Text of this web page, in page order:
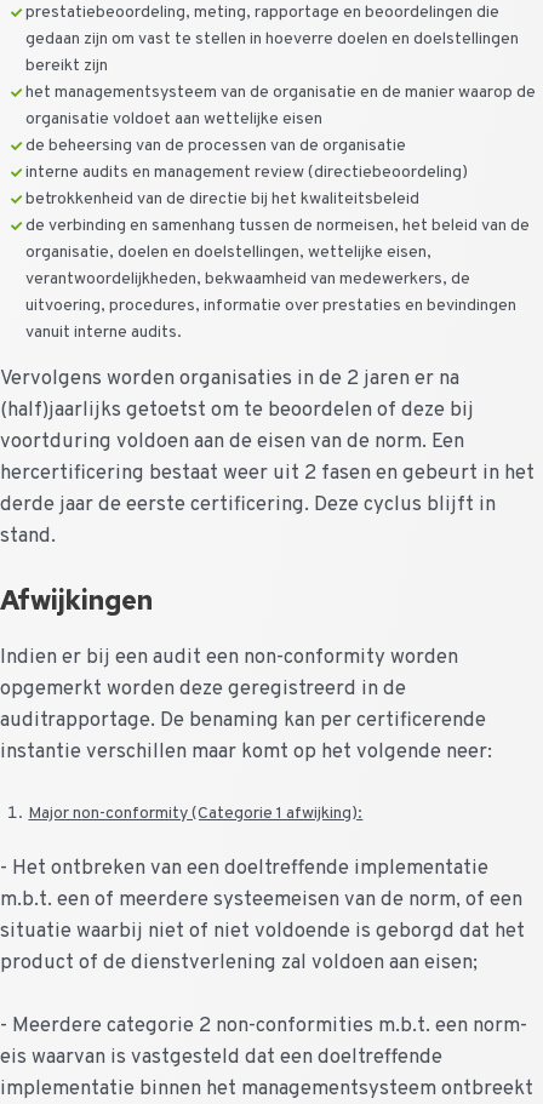
prestatiebeoordeling, meting, rapportage en beoordelingen die
gedaan zijn om vast te stellen in hoeverre doelen en doelstellingen
bereikt zijn
het managementsysteem van de organisatie en de manier waarop de
organisatie voldoet aan wettelijke eisen
de beheersing van de processen van de organisatie
interne audits en management review (directiebeoordeling)
betrokkenheid van de directie bij het kwaliteitsbeleid
de verbinding en samenhang tussen de normeisen, het beleid van de
organisatie, doelen en doelstellingen, wettelijke eisen,
verantwoordelijkheden, bekwaamheid van medewerkers, de
uitvoering, procedures, informatie over prestaties en bevindingen
vanuit interne audits.
Vervolgens worden organisaties in de 2 jaren er na
(half)jaarlijks getoetst om te beoordelen of deze bij
voortduring voldoen aan de eisen van de norm. Een
hercertificering bestaat weer uit 2 fasen en gebeurt in het
derde jaar de eerste certificering. Deze cyclus blijft in
stand.
Afwijkingen
Indien er bij een audit een non-conformity worden
opgemerkt worden deze geregistreerd in de
auditrapportage. De benaming kan per certificerende
instantie verschillen maar komt op het volgende neer:
Major non-conformity (Categorie 1 afwijking):
- Het ontbreken van een doeltreffende implementatie
m.b.t. een of meerdere systeemeisen van de norm, of een
situatie waarbij niet of niet voldoende is geborgd dat het
product of de dienstverlening zal voldoen aan eisen;
- Meerdere categorie 2 non-conformities m.b.t. een norm-
eis waarvan is vastgesteld dat een doeltreffende
implementatie binnen het managementsysteem ontbreekt